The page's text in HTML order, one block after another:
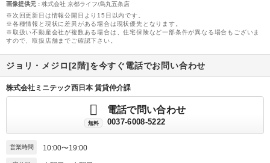
画像提供元 : 株式会社 京都ライフ/烏丸五条店
※次回更新日は情報公開日より15日以内です。
※各種情報と現状に差異がある場合は現状優先となります。
※取扱い不動産会社が複数ある場合は、住宅保険など一部条件が異なる場合もございま
すので、取扱店舗までご確認下さい。
ジョリ・メジロ[2階]を今すぐ電話でお問い合わせ
株式会社ミニテック西日本 賃貸仲介課
無料
電話で問い合わせ
0037-6008-5222
営業時間 10:00〜19:00